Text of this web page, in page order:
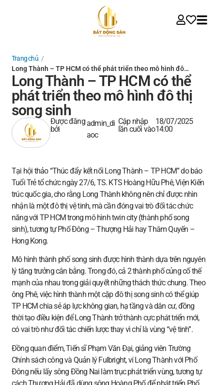
Trang chủ /
Long Thành – TP HCM có thể phát triển theo mô hình đô…
Long Thành – TP HCM có thể
phát triển theo mô hình đô thị
song sinh
Được đăng
bởi
admin_di
aoc
Cập nhập
lần cuối vào
18/07/2025
14:00
Tại hội thảo “Thúc đẩy kết nối Long Thành – TP HCM” do báo
Tuổi Trẻ tổ chức ngày 27/6, TS. KTS Hoàng Hữu Phê, Viện Kiến
trúc quốc gia, cho rằng Long Thành không nên chỉ được nhìn
nhận là một đô thị vệ tinh, mà cần đóng vai trò đối tác chức
năng với TP HCM trong mô hình twin city (thành phố song
sinh), tương tự Phố Đông – Thượng Hải hay Thâm Quyến –
Hong Kong.
Mô hình thành phố song sinh được hình thành dựa trên nguyên
lý tăng trưởng cân bằng. Trong đó, cả 2 thành phố củng cố thế
mạnh của nhau trong giải quyết những thách thức chung. Theo
ông Phê, việc hình thành một cặp đô thị song sinh có thể giúp
TP HCM chia sẻ áp lực không gian, hạ tầng và dân cư, đồng
thời tạo điều kiện để Long Thành trở thành cực phát triển mới,
có vai trò như đối tác chiến lược thay vì chỉ là vùng “vệ tinh”.
Đồng quan điểm, Tiến sĩ Phạm Văn Đại, giảng viên Trường
Chính sách công và Quản lý Fulbright, ví Long Thành với Phố
Đông nếu lấy sông Đồng Nai làm trục phát triển vùng, tương tự